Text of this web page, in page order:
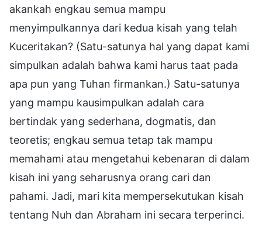
akankah engkau semua mampu
menyimpulkannya dari kedua kisah yang telah
Kuceritakan? (Satu-satunya hal yang dapat kami
simpulkan adalah bahwa kami harus taat pada
apa pun yang Tuhan firmankan.) Satu-satunya
yang mampu kausimpulkan adalah cara
bertindak yang sederhana, dogmatis, dan
teoretis; engkau semua tetap tak mampu
memahami atau mengetahui kebenaran di dalam
kisah ini yang seharusnya orang cari dan
pahami. Jadi, mari kita mempersekutukan kisah
tentang Nuh dan Abraham ini secara terperinci.